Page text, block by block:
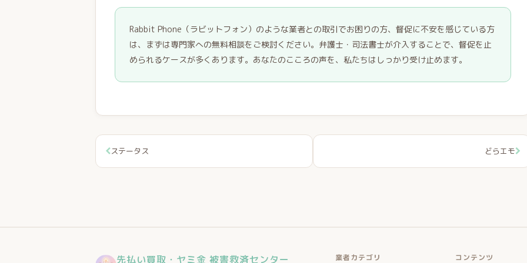
Rabbit Phone（ラビットフォン）のような業者との取引でお困りの方、督促に不安を感じている方
は、まずは専門家への無料相談をご検討ください。弁護士・司法書士が介入することで、督促を止
められるケースが多くあります。あなたのこころの声を、私たちはしっかり受け止めます。
ステータス どらエモ
先払い買取・ヤミ金 被害救済センター 業者カテゴリ コンテンツ